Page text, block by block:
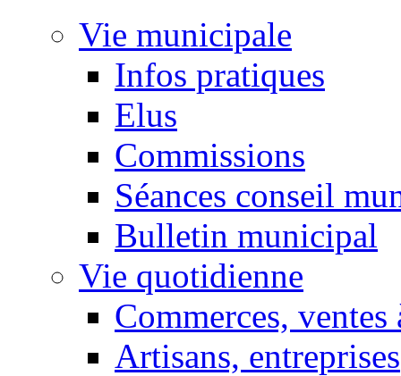
Vie municipale
Infos pratiques
Elus
Commissions
Séances conseil
Bulletin municipal
Vie quotidienne
Commerces, ventes
Artisans, entreprises